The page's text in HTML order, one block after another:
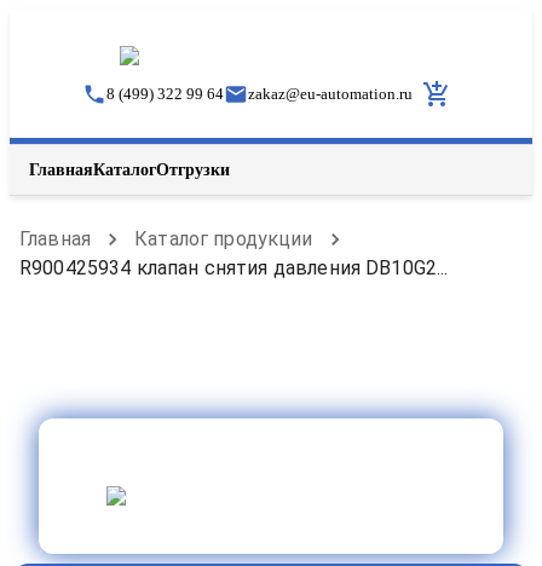
8 (499) 322 99 64 zakaz@eu-automation.ru
ГлавнаяКаталогОтгрузки
Главная
Каталог продукции
R900425934 клапан снятия давления DB10G2...